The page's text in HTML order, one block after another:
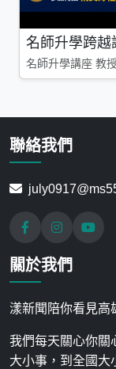
名師升學跨越
名師升學講座 教
聯絡我們
關於我們
漾新聞陪你看見高
我們每天關心你關
大小事，到全國大